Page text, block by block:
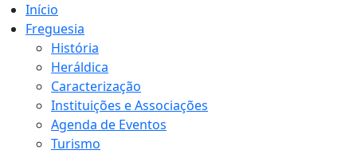
Início
Freguesia
História
Heráldica
Caracterização
Instituições e Associações
Agenda de Eventos
Turismo